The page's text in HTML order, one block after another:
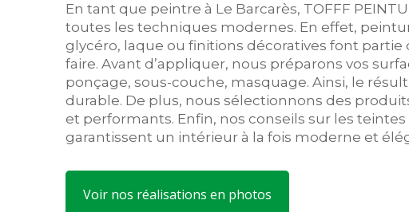
En tant que peintre à Le Barcarès, TOFFF
toutes les techniques modernes. En effet,
glycéro, laque ou finitions décoratives font partie
faire. Avant d’appliquer, nous préparons vos
ponçage, sous-couche, masquage. Ainsi, le
durable. De plus, nous sélectionnons des
et performants. Enfin, nos conseils sur les
garantissent un intérieur à la fois moderne et
Voir nos réalisations en photos